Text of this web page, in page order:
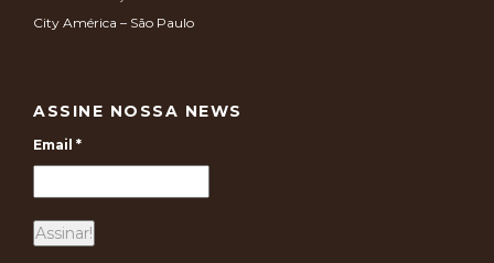
City América – São Paulo
ASSINE NOSSA NEWS
Email *